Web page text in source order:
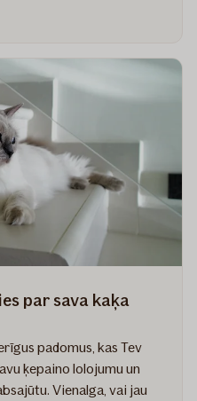
par sava kaķa
padomus, kas Tev
ķepaino lolojumu un
Vienalga, vai jau